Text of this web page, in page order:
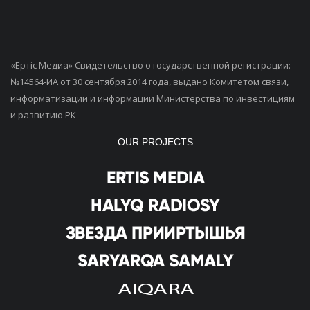
«Ертiс Медиа» Свидетельство о государственной регистрации:
№14564-ИА от 30 сентября 2014 года, выдано Комитетом связи,
информатизации и информации Министерства по инвестициям
и развитию РК
OUR PROJECTS